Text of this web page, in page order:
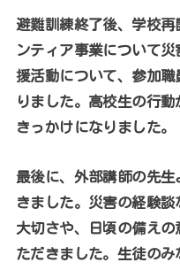
避難訓練終了後、学校
ンティア事業について
援活動について、参加
りました。高校生の行
きっかけになりました。
最後に、外部講師の先
きました。災害の経験
大切さや、日頃の備え
ただきました。生徒の